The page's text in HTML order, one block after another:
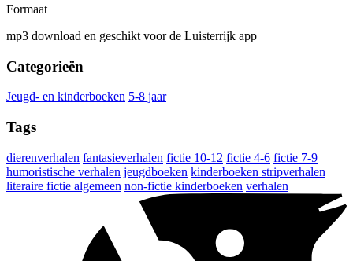
Formaat
mp3 download en geschikt voor de Luisterrijk app
Categorieën
Jeugd- en kinderboeken 5-8 jaar
Tags
dierenverhalen fantasieverhalen fictie 10-12 fictie 4-6 fictie 7-9
humoristische verhalen jeugdboeken kinderboeken stripverhalen
literaire fictie algemeen non-fictie kinderboeken verhalen